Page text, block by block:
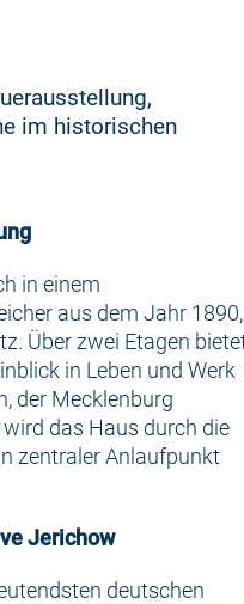
im historischen
in einem
aus dem Jahr 1890,
Über zwei Etagen
in Leben und Werk
der Mecklenburg
das Haus durch die
zentraler Anlaufpunkt
Jerichow
deutschen